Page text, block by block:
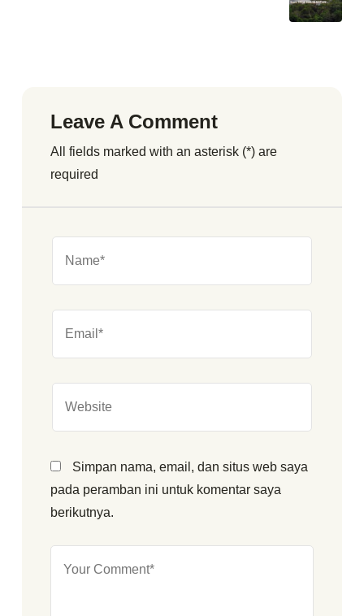
Leave A Comment
All fields marked with an asterisk (*) are
required
Simpan nama, email, dan situs web saya
pada peramban ini untuk komentar saya
berikutnya.